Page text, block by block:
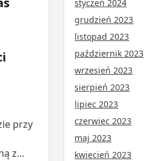
przy
z...
styczeń 2024
grudzień 2023
listopad 2023
październik 2023
wrzesień 2023
sierpień 2023
lipiec 2023
czerwiec 2023
maj 2023
kwiecień 2023